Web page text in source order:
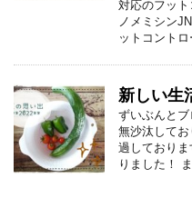
対応のフッ
ノメミシン
ットコント
新しい生
ずいぶんと
無沙汰して
過しており
りました！